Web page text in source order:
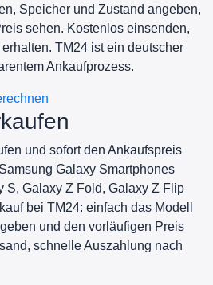
Speicher und Zustand angeben,
sehen. Kostenlos einsenden,
TM24 ist ein deutscher
Ankaufprozess.
und sofort den Ankaufspreis
Galaxy Smartphones
S, Galaxy Z Fold, Galaxy Z Flip
bei TM24: einfach das Modell
und den vorläufigen Preis
schnelle Auszahlung nach